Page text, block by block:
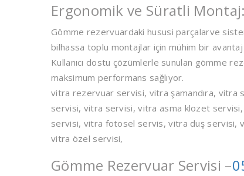
Ergonomik ve Süratli Montaj:
Gömme rezervuardaki hususi parçalarve
bilhassa toplu montajlar için mühim bir avantaj
Kullanıcı dostu çözümlerle sunulan gömme
maksimum performans sağlıyor.
vitra rezervuar servisi, vitra şamandıra, vitra
servisi, vitra servisi, vitra asma klozet
servisi, vitra fotosel servis, vitra duş servisi,
vitra özel servisi,
Gömme Rezervuar Servisi –